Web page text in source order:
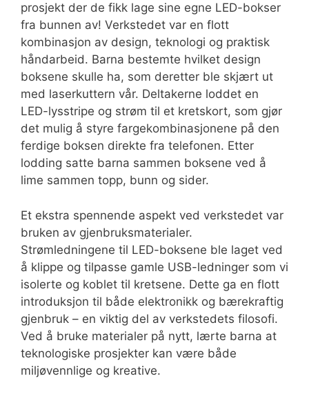
prosjekt der de fikk lage sine egne LED-bokser
fra bunnen av! Verkstedet var en flott
kombinasjon av design, teknologi og praktisk
håndarbeid. Barna bestemte hvilket design
boksene skulle ha, som deretter ble skjært ut
med laserkuttern vår. Deltakerne loddet en
LED-lysstripe og strøm til et kretskort, som gjør
det mulig å styre fargekombinasjonene på den
ferdige boksen direkte fra telefonen. Etter
lodding satte barna sammen boksene ved å
lime sammen topp, bunn og sider.
Et ekstra spennende aspekt ved verkstedet var
bruken av gjenbruksmaterialer.
Strømledningene til LED-boksene ble laget ved
å klippe og tilpasse gamle USB-ledninger som vi
isolerte og koblet til kretsene. Dette ga en flott
introduksjon til både elektronikk og bærekraftig
gjenbruk – en viktig del av verkstedets filosofi.
Ved å bruke materialer på nytt, lærte barna at
teknologiske prosjekter kan være både
miljøvennlige og kreative.